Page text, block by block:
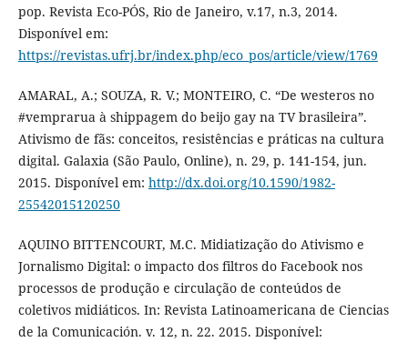
pop. Revista Eco-PÓS, Rio de Janeiro, v.17, n.3, 2014.
Disponível em:
https://revistas.ufrj.br/index.php/eco_pos/article/view/1769
AMARAL, A.; SOUZA, R. V.; MONTEIRO, C. “De westeros no
#vemprarua à shippagem do beijo gay na TV brasileira”.
Ativismo de fãs: conceitos, resistências e práticas na cultura
digital. Galaxia (São Paulo, Online), n. 29, p. 141-154, jun.
2015. Disponível em: http://dx.doi.org/10.1590/1982-
25542015120250
AQUINO BITTENCOURT, M.C. Midiatização do Ativismo e
Jornalismo Digital: o impacto dos filtros do Facebook nos
processos de produção e circulação de conteúdos de
coletivos midiáticos. In: Revista Latinoamericana de Ciencias
de la Comunicación. v. 12, n. 22. 2015. Disponível: